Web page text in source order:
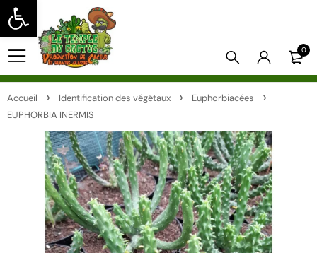
0
Accueil Identification des végétaux
Euphorbiacées
EUPHORBIA INERMIS
Ouvrir la barre d’outils